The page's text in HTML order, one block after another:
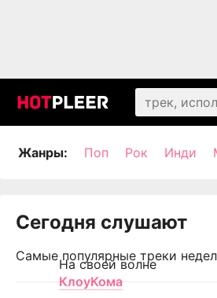
Жанры: Поп Рок Инди
Сегодня слушают
Самые популярные треки
На своей волне
КлоуКома